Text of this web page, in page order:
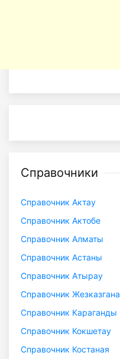
Справочники
Справочник Актау
Справочник Актобе
Справочник Алматы
Справочник Астаны
Справочник Атырау
Справочник Жезказгана
Справочник Караганды
Справочник Кокшетау
Справочник Костаная